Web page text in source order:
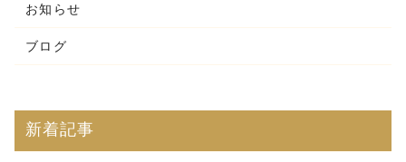
お知らせ
ブログ
新着記事